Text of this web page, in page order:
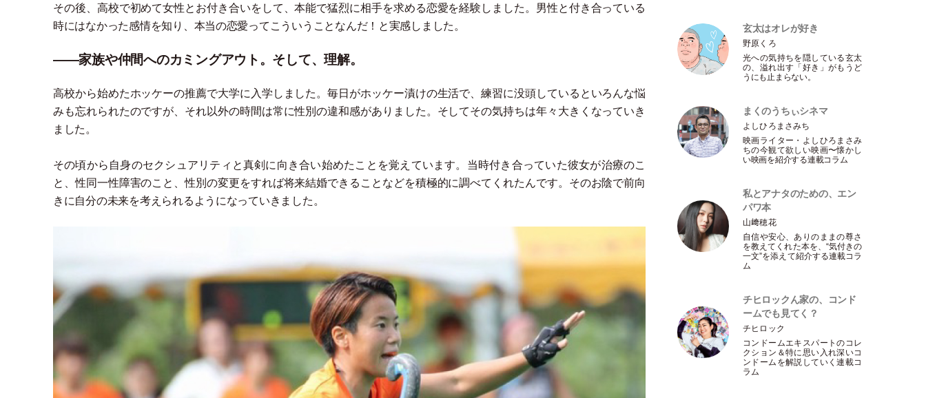
その後、高校で初めて女性とお付き合いをして、本能で猛烈に相手を求める恋愛を経験しました。男性と付き合っている
時にはなかった感情を知り、本当の恋愛ってこういうことなんだ！と実感しました。
――家族や仲間へのカミングアウト。そして、理解。
高校から始めたホッケーの推薦で大学に入学しました。毎日がホッケー漬けの生活で、練習に没頭しているといろんな悩
みも忘れられたのですが、それ以外の時間は常に性別の違和感がありました。そしてその気持ちは年々大きくなっていき
ました。
その頃から自身のセクシュアリティと真剣に向き合い始めたことを覚えています。当時付き合っていた彼女が治療のこ
と、性同一性障害のこと、性別の変更をすれば将来結婚できることなどを積極的に調べてくれたんです。そのお陰で前向
きに自分の未来を考えられるようになっていきました。
玄太はオレが好き
野原くろ
光への気持ちを隠している玄太
の、溢れ出す 「好き 」がもうど
うにも止まらない。
まくのうちぃシネマ
よしひろまさみち
映画ライター ・ よしひろまさみ
ちの今観て欲しい映画〜懐かし
い映画を紹介する連載コラム
私とアナタのための、エン
パワ本
山﨑穂花
自信や安心、ありのままの尊さ
を教えてくれた本を、“気付きの
一文”を添えて紹介する連載コラ
ム
チヒロックん家の、コンド
ームでも見てく？
チヒロック
コンドームエキスパートのコレ
クション＆特に思い入れ深いコ
ンドームを解説していく連載コ
ラム